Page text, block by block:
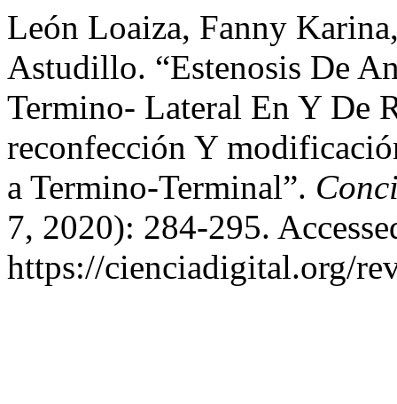
León Loaiza, Fanny
Astudillo. “Estenosis De
Termino- Lateral En Y De
reconfección Y
a Termino-Terminal”.
7, 2020): 284-295.
https://cienciadigital.org/